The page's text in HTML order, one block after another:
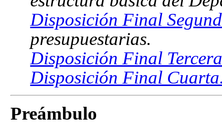
Disposición Final
presupuestarias.
Disposición Final Tercera
Disposición Final
Preámbulo